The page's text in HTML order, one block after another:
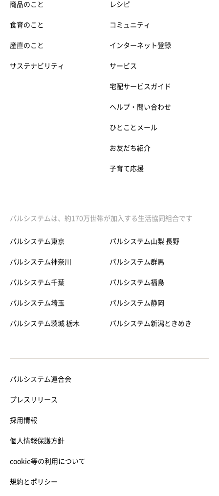
商品のこと
食育のこと
産直のこと
サステナビリティ
レシピ
コミュニティ
インターネット登録
サービス
宅配サービスガイド
ヘルプ・問い合わせ
ひとことメール
お友だち紹介
子育て応援
パルシステムは、約170万世帯が加入する生活協同組合です
パルシステム東京
パルシステム神奈川
パルシステム千葉
パルシステム埼玉
パルシステム茨城 栃木
パルシステム山梨 長野
パルシステム群馬
パルシステム福島
パルシステム静岡
パルシステム新潟ときめき
パルシステム連合会
プレスリリース
採用情報
個人情報保護方針
cookie等の利用について
規約とポリシー